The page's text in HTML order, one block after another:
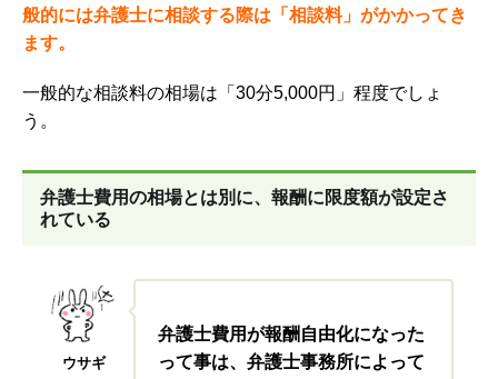
般的には弁護士に相談する際は「相談料」がかかってき
ます。
一般的な相談料の相場は「30分5,000円」程度でしょ
う。
弁護士費用の相場とは別に、報酬に限度額が設定さ
れている
ウサギ
弁護士費用が報酬自由化になった
って事は、弁護士事務所によって